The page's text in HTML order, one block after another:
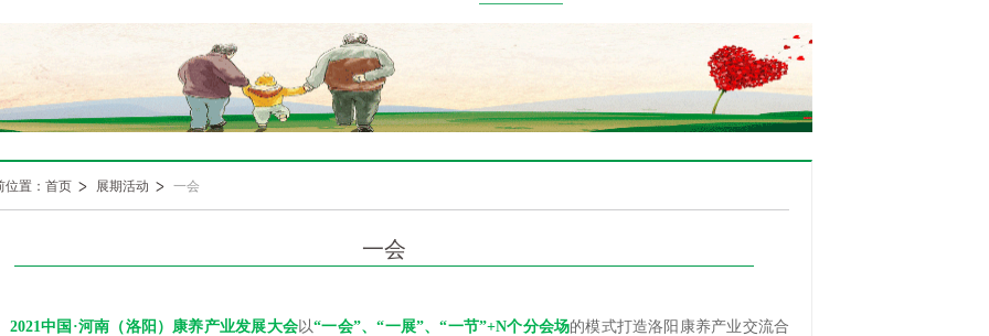
位置：首页 展期活动 一会
一会
2021中国·河南（洛阳）康养产业发展大会以“一会”、“一展”、“一节”+N个分会场的模式打造洛阳康养产业交流合